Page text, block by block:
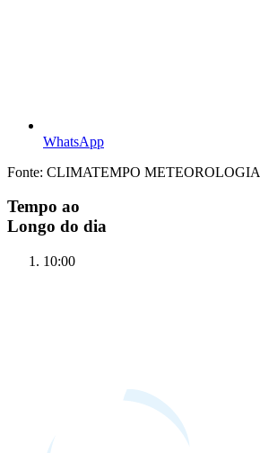
WhatsApp
Fonte: CLIMATEMPO METEOROLOGIA
Tempo ao
Longo do dia
10:00